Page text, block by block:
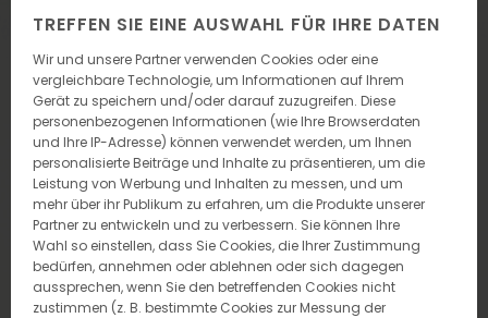
TREFFEN SIE EINE AUSWAHL FÜR IHRE DATEN
Wir und unsere Partner verwenden Cookies oder eine
vergleichbare Technologie, um Informationen auf Ihrem
Gerät zu speichern und/oder darauf zuzugreifen. Diese
personenbezogenen Informationen (wie Ihre Browserdaten
und Ihre IP-Adresse) können verwendet werden, um Ihnen
personalisierte Beiträge und Inhalte zu präsentieren, um die
Leistung von Werbung und Inhalten zu messen, und um
mehr über ihr Publikum zu erfahren, um die Produkte unserer
Partner zu entwickeln und zu verbessern. Sie können Ihre
Wahl so einstellen, dass Sie Cookies, die Ihrer Zustimmung
bedürfen, annehmen oder ablehnen oder sich dagegen
aussprechen, wenn Sie den betreffenden Cookies nicht
zustimmen (z. B. bestimmte Cookies zur Messung der